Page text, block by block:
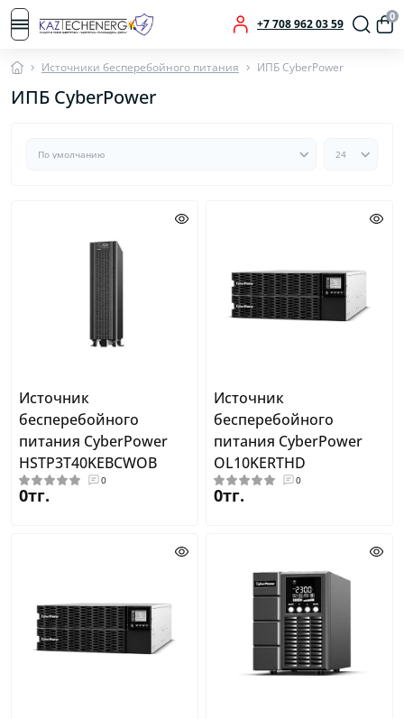
+7 708 962 03 59
0
Источники бесперебойного питания ИПБ CyberPower
ИПБ CyberPower
Источник
бесперебойного
питания CyberPower
HSTP3T40KEBCWOB
0
0тг.
Источник
бесперебойного
питания CyberPower
OL10KERTHD
0
0тг.